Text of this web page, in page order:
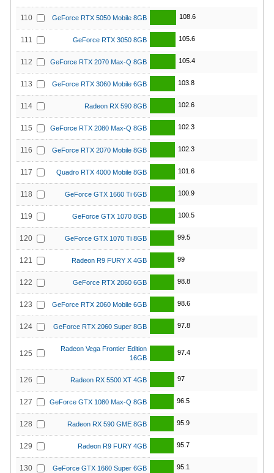
110 GeForce RTX 5050 Mobile 8GB 108.6
111 GeForce RTX 3050 8GB 105.6
112 GeForce RTX 2070 Max-Q 8GB 105.4
113 GeForce RTX 3060 Mobile 6GB 103.8
114 Radeon RX 590 8GB 102.6
115 GeForce RTX 2080 Max-Q 8GB 102.3
116 GeForce RTX 2070 Mobile 8GB 102.3
117 Quadro RTX 4000 Mobile 8GB 101.6
118 GeForce GTX 1660 Ti 6GB 100.9
119 GeForce GTX 1070 8GB 100.5
120 GeForce GTX 1070 Ti 8GB 99.5
121 Radeon R9 FURY X 4GB 99
122 GeForce RTX 2060 6GB 98.8
123 GeForce RTX 2060 Mobile 6GB 98.6
124 GeForce RTX 2060 Super 8GB 97.8
125
Radeon Vega Frontier Edition
16GB
97.4
126 Radeon RX 5500 XT 4GB 97
127 GeForce GTX 1080 Max-Q 8GB 96.5
128 Radeon RX 590 GME 8GB 95.9
129 Radeon R9 FURY 4GB 95.7
130 GeForce GTX 1660 Super 6GB 95.1